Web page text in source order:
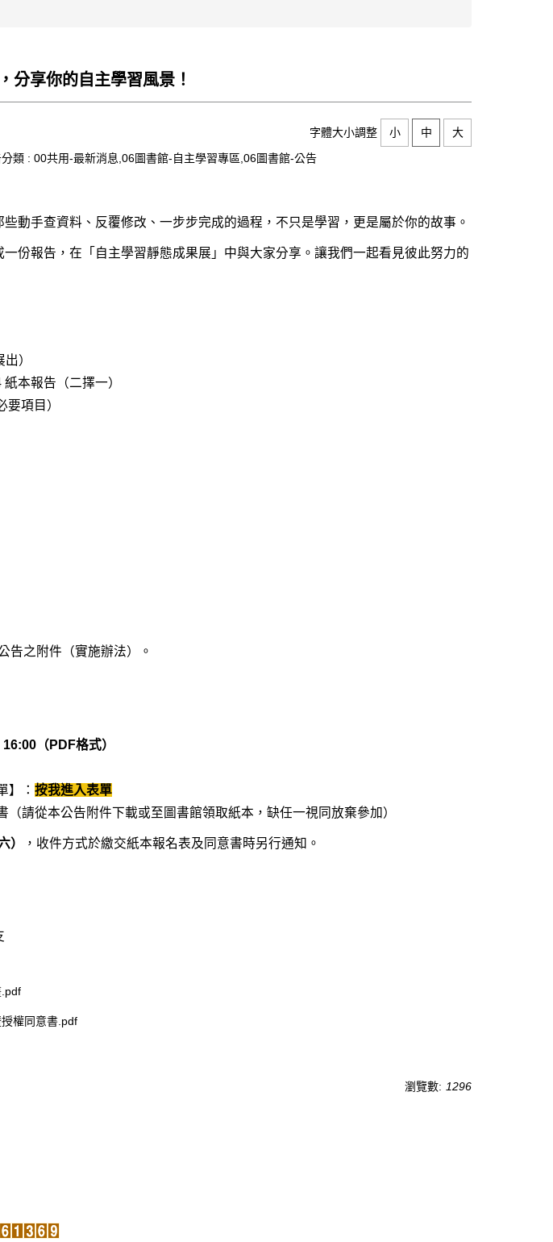
分享你的自主學習風景！
字體大小調整 小 中
大
類 : 00共用-最新消息,06圖書館-自主學習專區,06圖書館-公告
動手查資料、反覆修改、一步步完成的過程，不只是學習，更是屬於你的故事。
份報告，在「自主學習靜態成果展」中與大家分享。讓我們一起看見彼此努力的
）
本報告（二擇一）
項目）
告之附件（實施辦法）。
（PDF格式）
】： 按我進入表單
請從本公告附件下載或至圖書館領取紙本，缺任一視同放棄參加）
） ，收件方式於繳交紙本報名表及同意書時另行通知。
權同意書.pdf
瀏覽數: 1296